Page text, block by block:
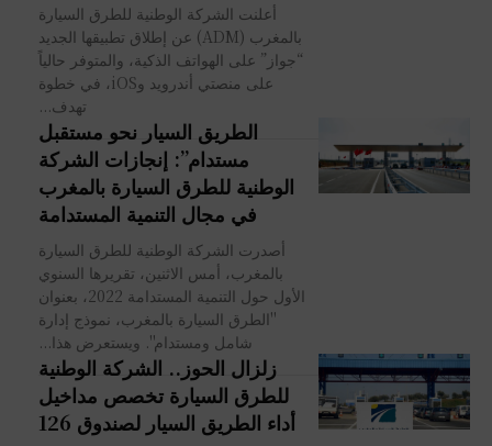
أعلنت الشركة الوطنية للطرق السيارة
بالمغرب (ADM) عن إطلاق تطبيقها الجديد
“جواز” على الهواتف الذكية، والمتوفر حالياً
على منصتي أندرويد وiOS، في خطوة
تهدف...
الطريق السيار نحو مستقبل
مستدام”: إنجازات الشركة
الوطنية للطرق السيارة بالمغرب
في مجال التنمية المستدامة
أصدرت الشركة الوطنية للطرق السيارة
بالمغرب، أمس الاثنين، تقريرها السنوي
الأول حول التنمية المستدامة 2022، بعنوان
"الطرق السيارة بالمغرب، نموذج إدارة
شامل ومستدام". ويستعرض هذا...
زلزال الحوز.. الشركة الوطنية
للطرق السيارة تخصص مداخيل
أداء الطريق السيار لصندوق 126